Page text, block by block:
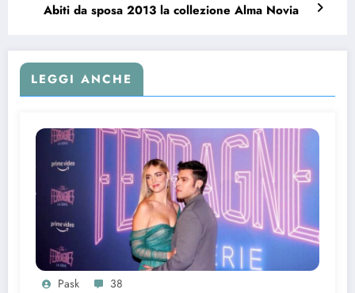
Abiti da sposa 2013 la collezione Alma Novia
LEGGI ANCHE
Pask 38